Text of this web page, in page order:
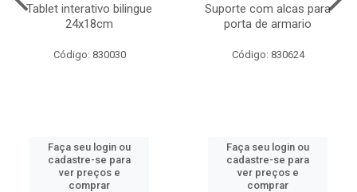
Tablet interativo bilingue
24x18cm
Código: 830030
Faça seu login ou
cadastre-se para
ver preços e
comprar
Suporte com alcas para
porta de armario
Código: 830624
Faça seu login ou
cadastre-se para
ver preços e
comprar